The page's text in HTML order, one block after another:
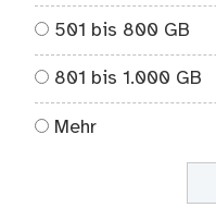
501 bis 800 GB
801 bis 1.000 GB
Mehr